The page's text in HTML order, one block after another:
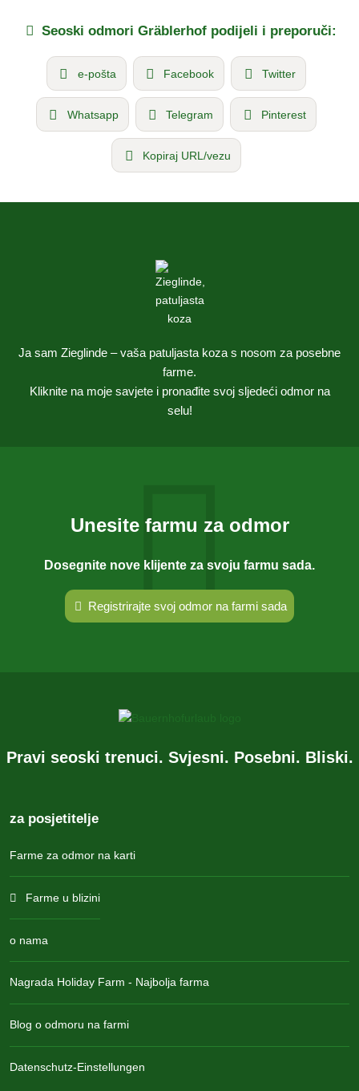
Seoski odmori Gräblerhofpodijeli i preporuči:
e-pošta Facebook Twitter
Whatsapp Telegram Pinterest
Kopiraj URL/vezu
Ja sam Zieglinde – vaša patuljasta koza s nosom za posebne
farme.
Kliknite na moje savjete i pronađite svoj sljedeći odmor na
selu!
Unesite farmu za odmor
Dosegnite nove klijente za svoju farmu sada.
Registrirajte svoj odmor na farmi sada
Pravi seoski trenuci. Svjesni. Posebni. Bliski.
za posjetitelje
Farme za odmor na karti
Farme u blizini
o nama
Nagrada Holiday Farm - Najbolja farma
Blog o odmoru na farmi
Datenschutz-Einstellungen